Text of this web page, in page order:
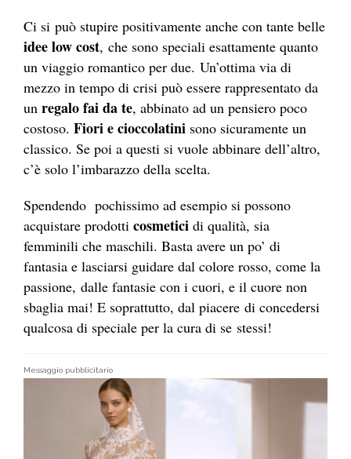
Ci si può stupire positivamente anche con tante belle
idee low cost, che sono speciali esattamente quanto
un viaggio romantico per due. Un’ottima via di
mezzo in tempo di crisi può essere rappresentato da
un regalo fai da te, abbinato ad un pensiero poco
costoso. Fiori e cioccolatini sono sicuramente un
classico. Se poi a questi si vuole abbinare dell’altro,
c’è solo l’imbarazzo della scelta.
Spendendo pochissimo ad esempio si possono
acquistare prodotti cosmetici di qualità, sia
femminili che maschili. Basta avere un po’ di
fantasia e lasciarsi guidare dal colore rosso, come la
passione, dalle fantasie con i cuori, e il cuore non
sbaglia mai! E soprattutto, dal piacere di concedersi
qualcosa di speciale per la cura di se stessi!
Messaggio pubblicitario